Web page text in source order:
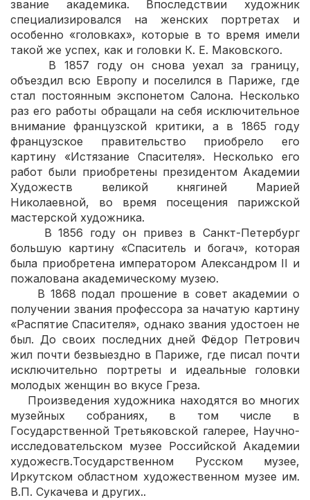
звание академика. Впоследствии художник
специализировался на женских портретах и
особенно «головках», которые в то время имели
такой же успех, как и головки К. Е. Маковского.
В 1857 году он снова уехал за границу,
объездил всю Европу и поселился в Париже, где
стал постоянным экспонетом Салона. Несколько
раз его работы обращали на себя исключительное
внимание французской критики, а в 1865 году
французское правительство приобрело его
картину «Истязание Спасителя». Несколько его
работ были приобретены президентом Академии
Художеств великой княгиней Марией
Николаевной, во время посещения парижской
мастерской художника.
В 1856 году он привез в Санкт-Петербург
большую картину «Спаситель и богач», которая
была приобретена императором Александром II и
пожалована академическому музею.
В 1868 подал прошение в совет академии о
получении звания профессора за начатую картину
«Распятие Спасителя», однако звания удостоен не
был. До своих последних дней Фёдор Петрович
жил почти безвыездно в Париже, где писал почти
исключительно портреты и идеальные головки
молодых женщин во вкусе Греза.
Произведения художника находятся во многих
музейных собраниях, в том числе в
Государственной Третьяковской галерее, Научно-
исследовательском музее Российской Академии
художесгв.Тосударственном Русском музее,
Иркутском областном художественном музее им.
В.П. Сукачева и других..